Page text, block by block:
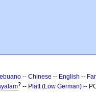
-- Chinese -- English --
? -- Platt (Low German) --